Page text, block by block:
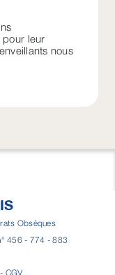
pour leur
nous
Obsèques
456 - 774 - 883
- CGV